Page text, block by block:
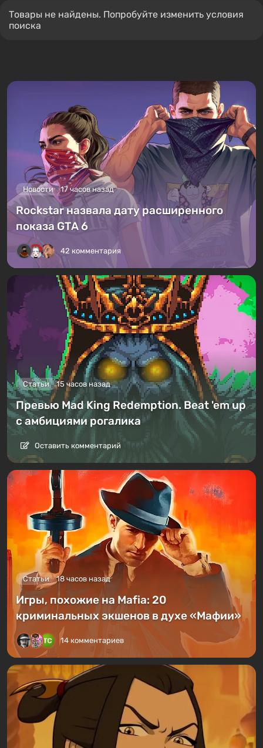
Товары не найдены. Попробуйте изменить условия
поиска
Новости 17 часов назад
Rockstar назвала дату расширенного
показа GTA 6
42 комментария
Статьи 15 часов назад
Превью Mad King Redemption. Beat 'em up
с амбициями рогалика
Оставить комментарий
Статьи 18 часов назад
Игры, похожие на Mafia: 20
криминальных экшенов в духе «Мафии»
14 комментариев